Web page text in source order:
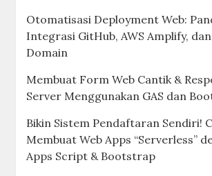
Otomatisasi Deployment Web:
Integrasi GitHub, AWS Amplify,
Domain
Membuat Form Web Cantik &
Server Menggunakan GAS dan
Bikin Sistem Pendaftaran Sendiri!
Membuat Web Apps “Serverless”
Apps Script & Bootstrap